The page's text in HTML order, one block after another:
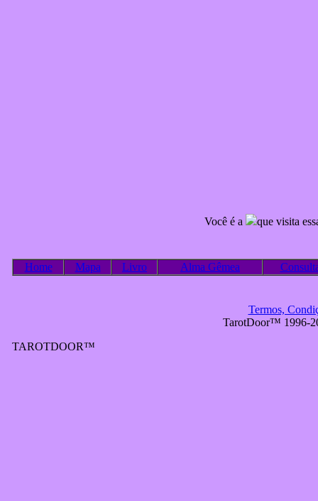
Você é a que visita
Home Mapa Livro Alma Gêmea
Termos,
TarotDoor™ 1996-
TAROTDOOR™